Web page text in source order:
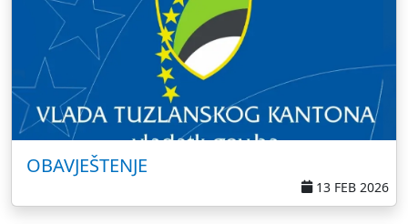
OBAVJEŠTENJE
13 FEB 2026